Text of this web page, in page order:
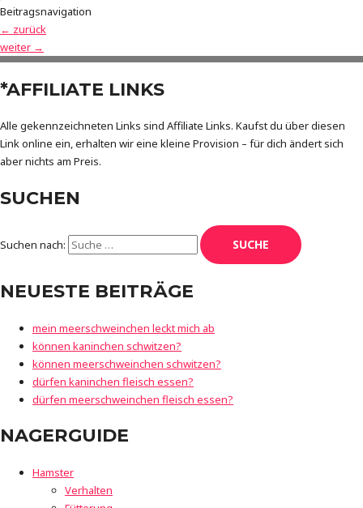
Beitragsnavigation
← zurück
weiter →
*AFFILIATE LINKS
Alle gekennzeichneten Links sind Affiliate Links. Kaufst du über diesen
Link online ein, erhalten wir eine kleine Provision – für dich ändert sich
aber nichts am Preis.
SUCHEN
Suchen nach:
NEUESTE BEITRÄGE
mein meerschweinchen leckt mich ab
können kaninchen schwitzen?
können meerschweinchen schwitzen?
dürfen kaninchen fleisch essen?
dürfen meerschweinchen fleisch essen?
NAGERGUIDE
Hamster
Verhalten